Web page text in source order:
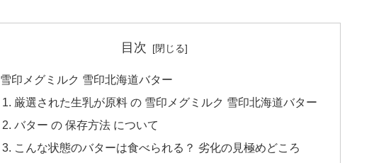
目次
雪印メグミルク 雪印北海道バター
厳選された生乳が原料 の 雪印メグミルク 雪印北海道バター
バター の 保存方法 について
こんな状態のバターは食べられる？ 劣化の見極めどころ